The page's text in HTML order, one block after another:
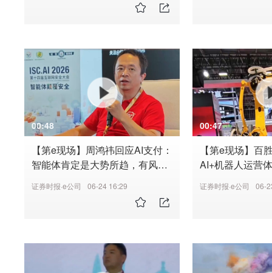
00:48
【第e现场】周鸿祎回应AI支付：
智能体肯定是大势所趋，有风险
证券时报·e公司 06-24 16:29
00:47
【第e现场】百
AI+机器人运营
证券时报·e公司 06-